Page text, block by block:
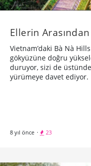
Ellerin
Vietnam’daki Bà Nà
gökyüzüne doğru
duruyor, sizi de
yürümeye davet ediyor.
8 yıl önce · 23